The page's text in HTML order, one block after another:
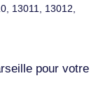
13011, 13012,
pour votre